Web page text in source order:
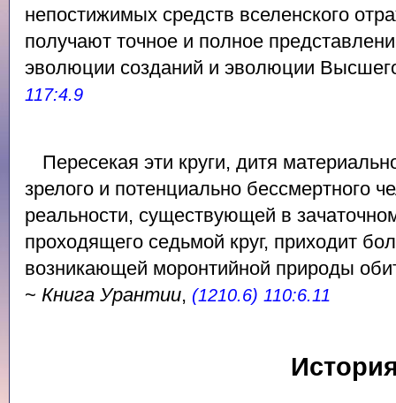
непостижимых средств вселенского
получают точное и полное
эволюции созданий и эволюции
117:4.9
Пересекая эти круги, дитя
зрелого и потенциально бессмертного
реальности, существующей в
проходящего седьмой круг, приходит
возникающей моронтийной природы
~ Книга Урантии, (1210.6) 110:6.11